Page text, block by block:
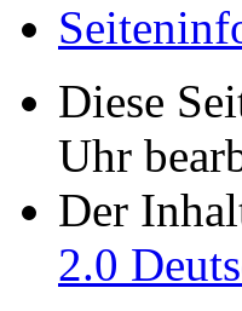
Diese
Uhr
Der
2.0